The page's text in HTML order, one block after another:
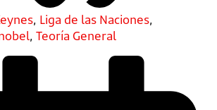
, Liga de las Naciones,
, Teoría General